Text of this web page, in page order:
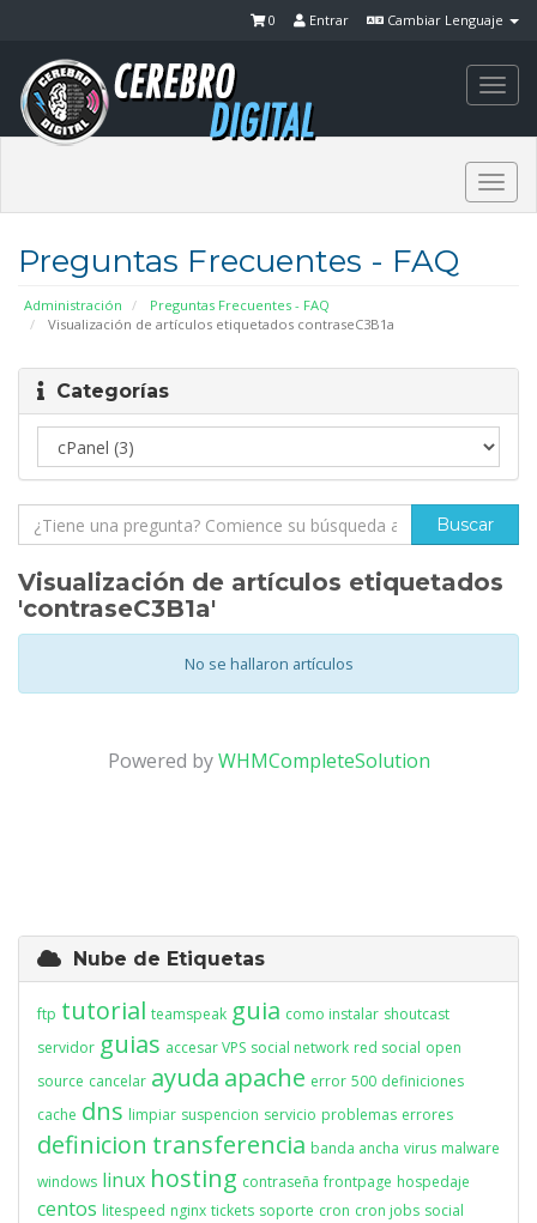
Cambiar Lenguaje
Entrar
0
Preguntas Frecuentes - FAQ
Administración
Preguntas Frecuentes - FAQ
Visualización de artículos etiquetados contraseC3B1a
Categorías
Visualización de artículos etiquetados
'contraseC3B1a'
No se hallaron artículos
Powered byWHMCompleteSolution
Nube de Etiquetas
ftp tutorial teamspeak guia como instalar shoutcast
servidor guias accesar VPS social network red social open
source cancelar ayuda apache error 500 definiciones
cache dns limpiar suspencion servicio problemas errores
definicion transferencia banda ancha virus malware
windows linux hosting contraseña frontpage hospedaje
centos litespeed nginx tickets soporte cron cron jobs social